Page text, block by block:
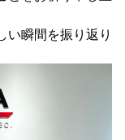
い瞬間を振り返り